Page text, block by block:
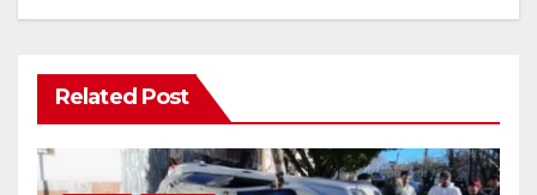
Related Post